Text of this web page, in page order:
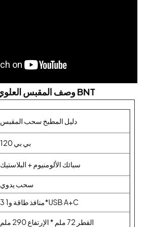
وصف المقبس العلوي للمكتب BNT
دليل المطبخ سحب المقبس
بي بي 120
سبائك الألومنيوم + البلاستيك
سحب يدوي
3 منافذ طاقة و1*USB A+C
القطر 72 ملم * الإرتفاع 290 ملم